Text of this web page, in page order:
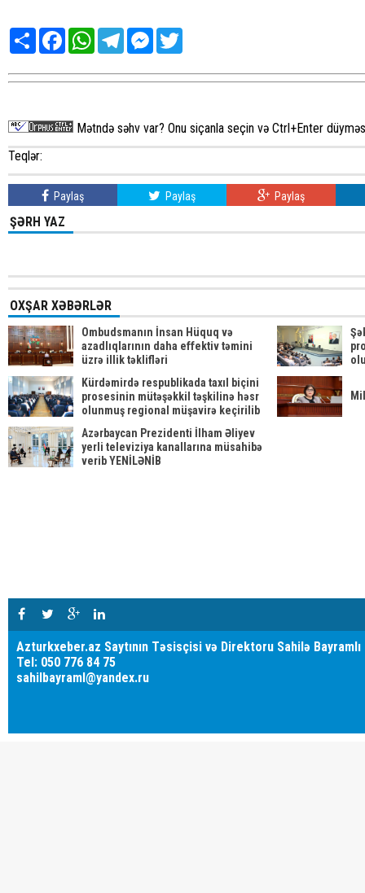
Share FacebookWhatsAppTelegramMessenger
Mətndə səhv var? Onu siçanla seçin və Ctrl+Enter
Teqlər:
Paylaş Paylaş Paylaş
ŞƏRH YAZ
OXŞAR XƏBƏRLƏR
Ombudsmanın İnsan Hüquq və
azadlıqlarının daha effektiv təmini
üzrə illik təklifləri
Kürdəmirdə respublikada taxıl biçini
prosesinin mütəşəkkil təşkilinə həsr
olunmuş regional müşavirə keçirilib
Azərbaycan Prezidenti İlham Əliyev
yerli televiziya kanallarına müsahibə
verib YENİLƏNİB
Azturkxeber.az Saytının Təsisçisi və Direktoru Sahilə Bayramlı
Tel: 050 776 84 75
sahilbayraml@yandex.ru